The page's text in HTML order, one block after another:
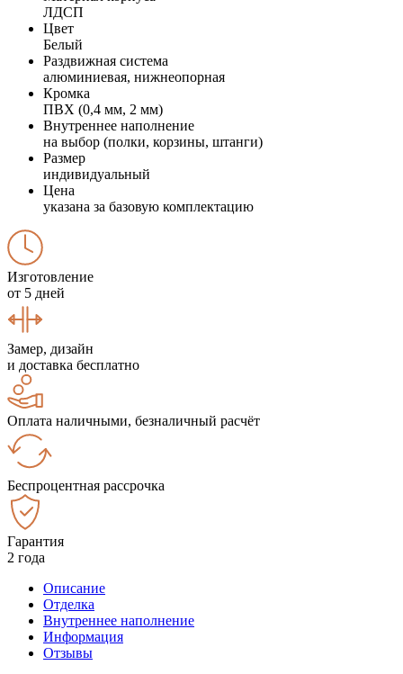
ЛДСП
Цвет
Белый
Раздвижная система
алюминиевая, нижнеопорная
Кромка
ПВХ (0,4 мм, 2 мм)
Внутреннее наполнение
на выбор (полки, корзины, штанги)
Размер
индивидуальный
Цена
указана за базовую комплектацию
Изготовление
от 5 дней
Замер, дизайн
и доставка бесплатно
Оплата наличными, безналичный расчёт
Беспроцентная рассрочка
Гарантия
2 года
Описание
Отделка
Внутреннее наполнение
Информация
Отзывы